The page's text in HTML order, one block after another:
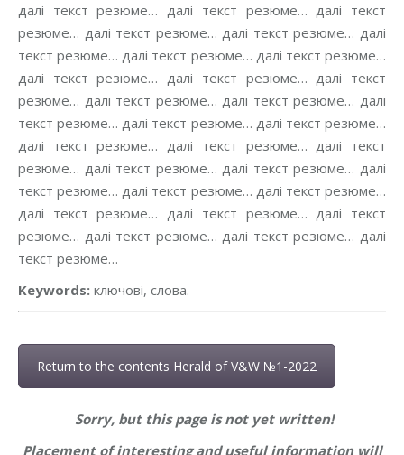
далі текст резюме… далі текст резюме… далі текст
резюме… далі текст резюме… далі текст резюме… далі
текст резюме… далі текст резюме… далі текст резюме…
далі текст резюме… далі текст резюме… далі текст
резюме… далі текст резюме… далі текст резюме… далі
текст резюме… далі текст резюме… далі текст резюме…
далі текст резюме… далі текст резюме… далі текст
резюме… далі текст резюме… далі текст резюме… далі
текст резюме… далі текст резюме… далі текст резюме…
далі текст резюме… далі текст резюме… далі текст
резюме… далі текст резюме… далі текст резюме… далі
текст резюме…
Keywords: ключові, слова.
Return to the contents Herald of V&W №1-2022
Sorry, but this page is not yet written!
Placement of interesting and useful information will